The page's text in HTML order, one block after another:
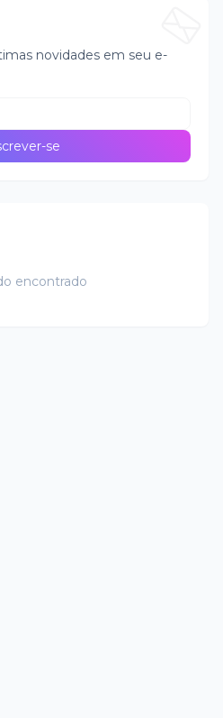
novidades em seu e-
encontrado